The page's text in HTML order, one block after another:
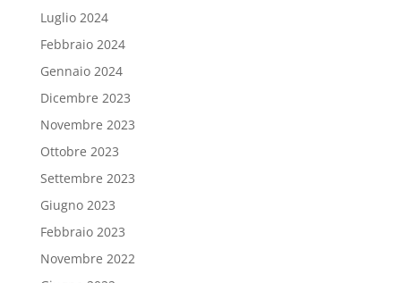
Luglio 2024
Febbraio 2024
Gennaio 2024
Dicembre 2023
Novembre 2023
Ottobre 2023
Settembre 2023
Giugno 2023
Febbraio 2023
Novembre 2022